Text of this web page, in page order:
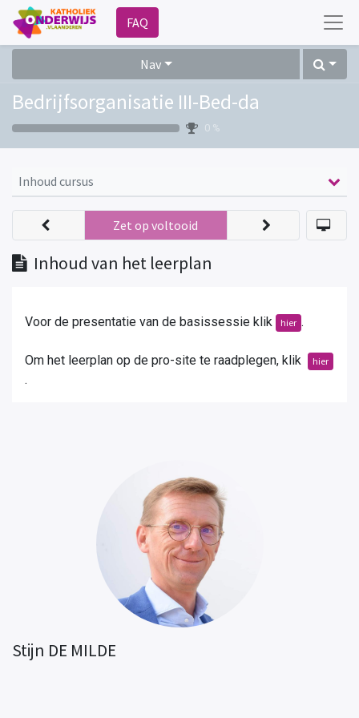
FAQ
Nav
Bedrijfsorganisatie III-Bed-da
0 %
Inhoud cursus
Inhoud van het leerplan
Zet op voltooid
Voor de presentatie van de basissessie klik hier .
Om het leerplan op de pro-site te raadplegen, klik hier
.
Stijn DE MILDE